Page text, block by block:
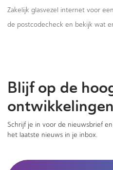
Zakelijk glasvezel internet voor
de postcodecheck en bekijk wat
Blijf op de
ontwikkelingen
Schrijf je in voor de nieuwsbrief
het laatste nieuws in je inbox.